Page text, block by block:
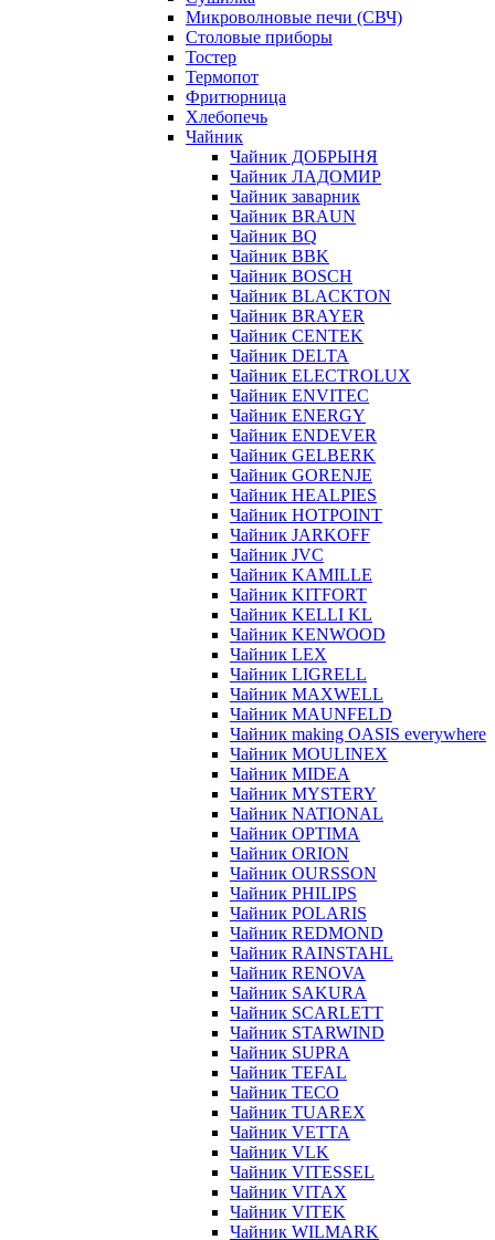
Микроволновые печи (СВЧ)
Столовые приборы
Тостер
Термопот
Фритюрница
Хлебопечь
Чайник
Чайник ДОБРЫНЯ
Чайник ЛАДОМИР
Чайник заварник
Чайник BRAUN
Чайник BQ
Чайник BBK
Чайник BOSCH
Чайник BLACKTON
Чайник BRAYER
Чайник CENTEK
Чайник DELTA
Чайник ELECTROLUX
Чайник ENVITEC
Чайник ENERGY
Чайник ENDEVER
Чайник GELBERK
Чайник GORENJE
Чайник HEALPIES
Чайник HOTPOINT
Чайник JARKOFF
Чайник JVC
Чайник KAMILLE
Чайник KITFORT
Чайник KELLI KL
Чайник KENWOOD
Чайник LEX
Чайник LIGRELL
Чайник MAXWELL
Чайник MAUNFELD
Чайник making OASIS everywhere
Чайник MOULINEX
Чайник MIDEA
Чайник MYSTERY
Чайник NATIONAL
Чайник OPTIMA
Чайник ORION
Чайник OURSSON
Чайник PHILIPS
Чайник POLARIS
Чайник REDMOND
Чайник RAINSTAHL
Чайник RENOVA
Чайник SAKURA
Чайник SCARLETT
Чайник STARWIND
Чайник SUPRA
Чайник TEFAL
Чайник TECO
Чайник TUAREX
Чайник VETTA
Чайник VLK
Чайник VITESSEL
Чайник VITAX
Чайник VITEK
Чайник WILMARK